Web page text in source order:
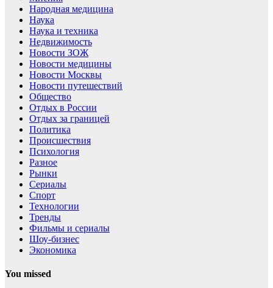
Народная медицина
Наука
Наука и техника
Недвижимость
Новости ЗОЖ
Новости медицины
Новости Москвы
Новости путешествий
Общество
Отдых в России
Отдых за границей
Политика
Происшествия
Психология
Разное
Рынки
Сериалы
Спорт
Технологии
Тренды
Фильмы и сериалы
Шоу-бизнес
Экономика
You missed